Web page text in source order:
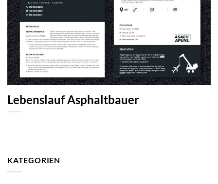
Lebenslauf Asphaltbauer
KATEGORIEN